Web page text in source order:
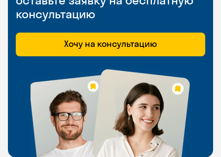
консультацию
Хочу на консультацию